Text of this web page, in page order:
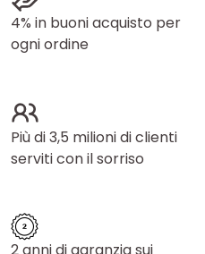
4% in buoni acquisto per
ogni ordine
Più di 3,5 milioni di clienti
serviti con il sorriso